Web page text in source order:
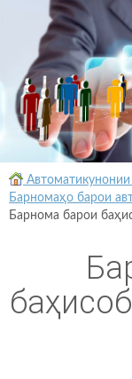
Автоматикунонии
Барномаҳо барои
Барнома барои